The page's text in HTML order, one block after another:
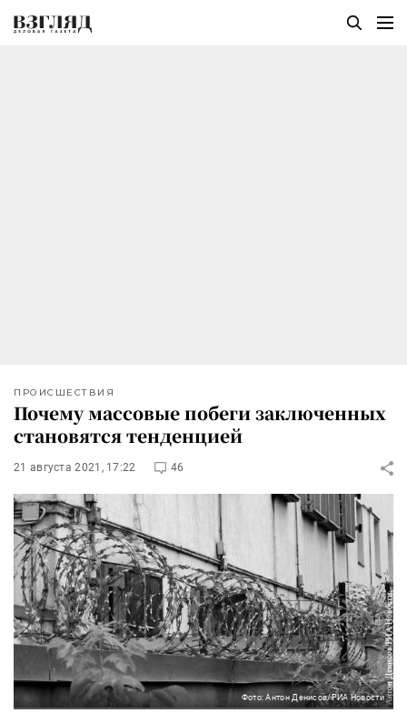
ПРОИСШЕСТВИЯ
Почему массовые побеги заключенных
становятся тенденцией
21 августа 2021, 17:22 46
Фото: Антон Денисов/РИА Новости